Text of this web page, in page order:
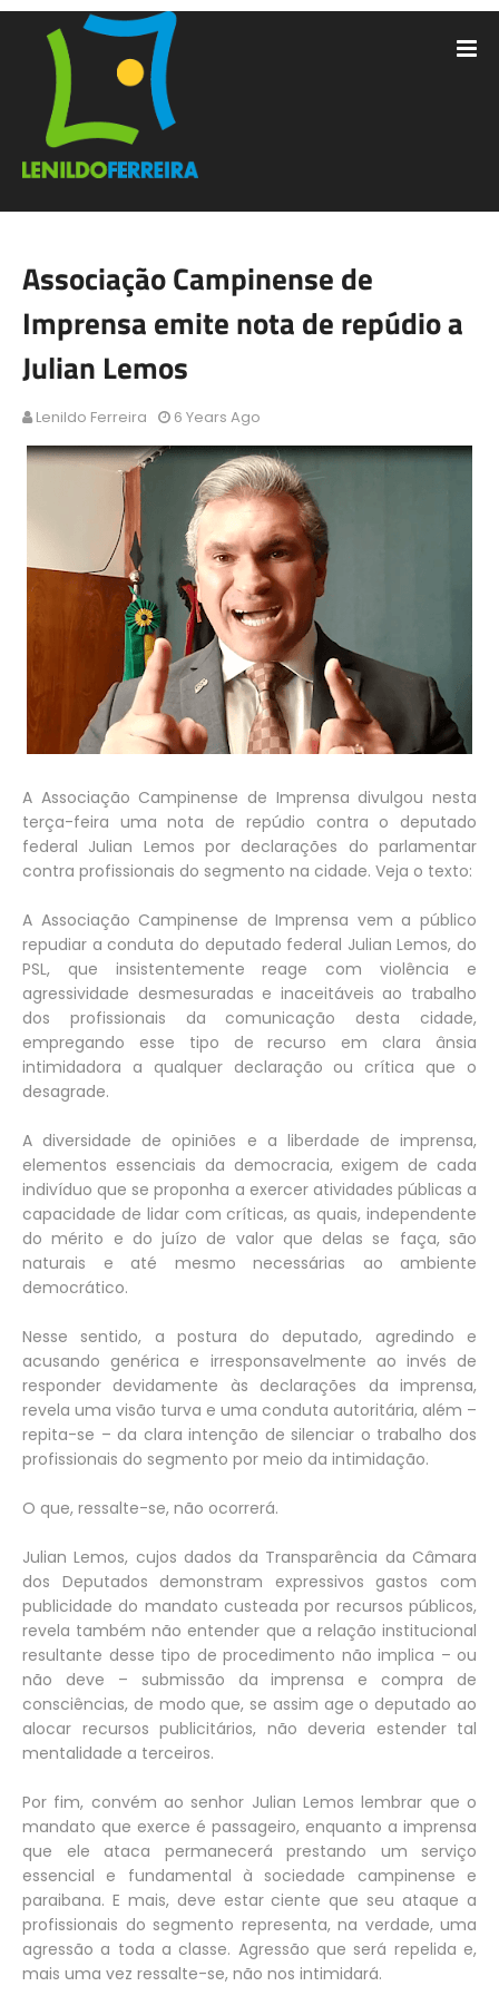
Associação Campinense de
Imprensa emite nota de repúdio a
Julian Lemos
Lenildo Ferreira 6 Years Ago
A Associação Campinense de Imprensa divulgou nesta
terça-feira uma nota de repúdio contra o deputado
federal Julian Lemos por declarações do parlamentar
contra profissionais do segmento na cidade. Veja o texto:
A Associação Campinense de Imprensa vem a público
repudiar a conduta do deputado federal Julian Lemos, do
PSL, que insistentemente reage com violência e
agressividade desmesuradas e inaceitáveis ao trabalho
dos profissionais da comunicação desta cidade,
empregando esse tipo de recurso em clara ânsia
intimidadora a qualquer declaração ou crítica que o
desagrade.
A diversidade de opiniões e a liberdade de imprensa,
elementos essenciais da democracia, exigem de cada
indivíduo que se proponha a exercer atividades públicas a
capacidade de lidar com críticas, as quais, independente
do mérito e do juízo de valor que delas se faça, são
naturais e até mesmo necessárias ao ambiente
democrático.
Nesse sentido, a postura do deputado, agredindo e
acusando genérica e irresponsavelmente ao invés de
responder devidamente às declarações da imprensa,
revela uma visão turva e uma conduta autoritária, além –
repita-se – da clara intenção de silenciar o trabalho dos
profissionais do segmento por meio da intimidação.
O que, ressalte-se, não ocorrerá.
Julian Lemos, cujos dados da Transparência da Câmara
dos Deputados demonstram expressivos gastos com
publicidade do mandato custeada por recursos públicos,
revela também não entender que a relação institucional
resultante desse tipo de procedimento não implica – ou
não deve – submissão da imprensa e compra de
consciências, de modo que, se assim age o deputado ao
alocar recursos publicitários, não deveria estender tal
mentalidade a terceiros.
Por fim, convém ao senhor Julian Lemos lembrar que o
mandato que exerce é passageiro, enquanto a imprensa
que ele ataca permanecerá prestando um serviço
essencial e fundamental à sociedade campinense e
paraibana. E mais, deve estar ciente que seu ataque a
profissionais do segmento representa, na verdade, uma
agressão a toda a classe. Agressão que será repelida e,
mais uma vez ressalte-se, não nos intimidará.